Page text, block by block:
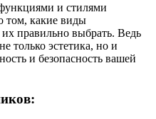
и стилями
том, какие виды
правильно выбрать. Ведь
только эстетика, но и
и безопасность вашей